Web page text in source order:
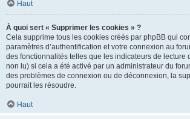
Haut
À quoi sert « Supprimer les cookies » ?
Cela supprime tous les cookies créés par phpBB qui
paramètres d’authentification et votre connexion au
des fonctionnalités telles que les indicateurs de lecture
non lu) si cela a été activé par un administrateur du
des problèmes de connexion ou de déconnexion, la
pourrait les résoudre.
Haut